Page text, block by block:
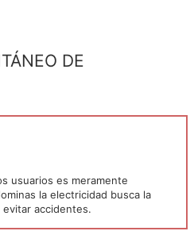
DE
usuarios es meramente
la electricidad busca la
accidentes.